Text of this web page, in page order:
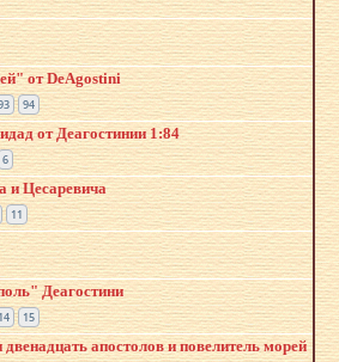
от DeAgostini
94
от Деагостинии 1:84
6
и Цесаревича
11
Деагостини
14 15
апостолов и повелитель морей